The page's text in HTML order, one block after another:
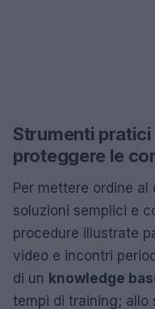
Strumenti
proteggere le
Per mettere ordine
soluzioni semplici e
procedure illustrate
video e incontri
di un knowledge
tempi di training; allo